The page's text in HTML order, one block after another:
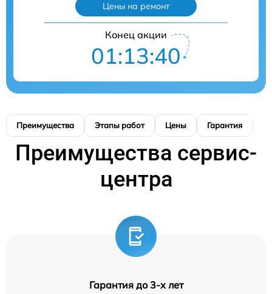
Цены на ремонт
Конец акции
01:13:38
Преимущества Этапы работ Цены Гарантия
Преимущества сервис-
центра
Гарантия до 3-х лет